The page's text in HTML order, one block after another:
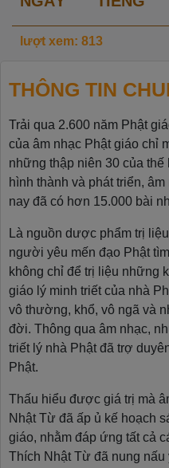
lượt xem: 813
THÔNG TIN
Trải qua 2.600 năm Phật
của âm nhạc Phật giáo chỉ
những thập niên 30 của
hình thành và phát triển,
nay đã có hơn 15.000 bài
Là nguồn dược phẩm trị
người yêu mến đạo Phật
không chỉ để trị liệu những
giáo lý minh triết của nhà
vô thường, khổ, vô ngã và
đời. Thông qua âm nhạc,
triết lý nhà Phật đã trợ
Phật.
Thấu hiểu được giá trị mà
Nhật Từ đã ấp ủ kế hoạch
giáo, nhằm đáp ứng tất cả
Thích Nhật Từ đã nung